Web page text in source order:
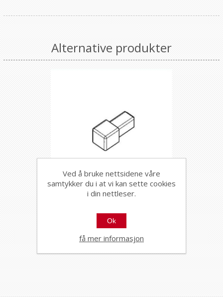
Alternative produkter
2/3 VEIS HJØRNE FIRKANT
ALUMINIUM WHITE ST
10MM, PROFILPAS
89340
Ved å bruke nettsidene våre
samtykker du i at vi kan sette cookies
i din nettleser.
Ok
få mer informasjon